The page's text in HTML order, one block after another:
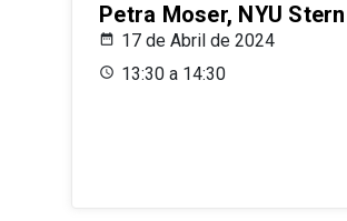
Petra Moser, NYU Stern
17 de Abril de 2024
13:30 a 14:30